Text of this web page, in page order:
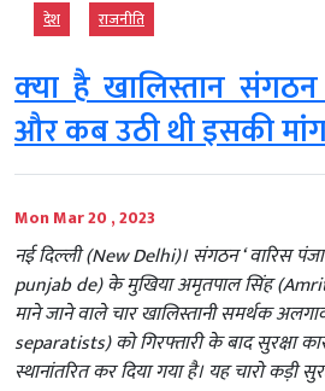
देश राजनीति
क्‍या है खालिस्तान
और कब उठी थी इसकी
Mon Mar 20 , 2023
नई दिल्‍ली (New Delhi)। संगठन ‘ वारिस
punjab de) के मुखिया अमृतपाल सिंह
माने जाने वाले चार खालिस्तानी समर्थक
separatists) को गिरफ्तारी के बाद सुरक्षा
स्थानांतरित कर दिया गया है। यह चारो कड़ी